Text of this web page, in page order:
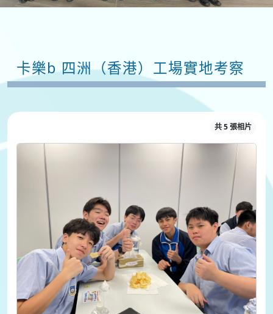
卡樂b 四洲（香港）工場實地考察
共 5 張相片